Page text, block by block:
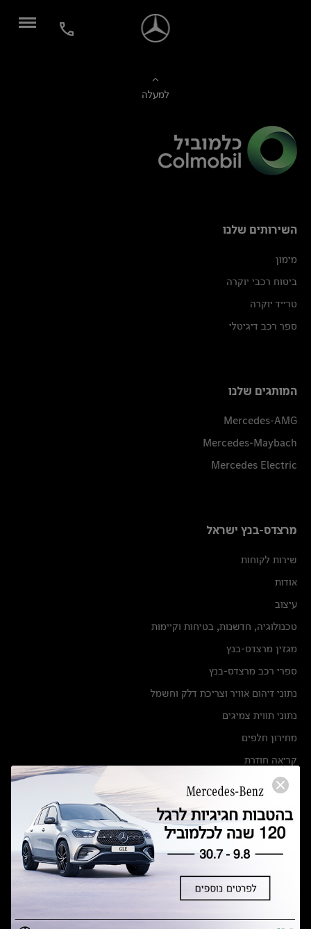
למעלה
השירותים שלנו
מימון
ביטוח רכבי יוקרה
טרייד יוקרה
ספר רכב דיגיטלי
המותגים שלנו
Mercedes-AMG
Mercedes-Maybach
Mercedes Electric
מרצדס-בנץ ישראל
שירות לקוחות
אודות
עיצוב
טכנולוגיה, חדשנות, בטיחות וקיימות
מגזין מרצדס-בנץ
ספרי רכב מרצדס-בנץ
נתוני זיהום אוויר וצריכת דלק וחשמל
נתוני תווית צמיגים
מחירון חלפים
קריאה חוזרת
הודעה על הטבות לרכבי מרצדס בהסדר פשרה בתצ 56447-02-19
תקנון ימי מכירות 120 לכלמוביל
מצאו אותנו
אולמות תצוגה